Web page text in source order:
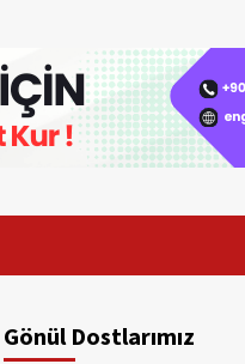
Gönül Dostlarımız